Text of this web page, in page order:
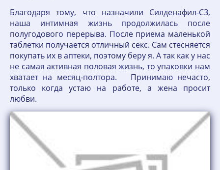
Благодаря тому, что назначили Силденафил-СЗ,
наша интимная жизнь продолжилась после
полугодового перерыва. После приема маленькой
таблетки получается отличный секс. Сам стесняется
покупать их в аптеки, поэтому беру я. А так как у нас
не самая активная половая жизнь, то упаковки нам
хватает на месяц-полтора. Принимаю нечасто,
только когда устаю на работе, а жена просит
любви.